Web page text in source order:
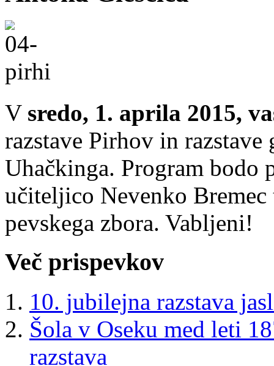
V sredo, 1. aprila 2015,
razstave Pirhov in
Uhačkinga. Program bodo
učiteljico Nevenko Bremec
pevskega zbora. Vabljeni!
Več prispevkov
10. jubilejna razstava
Šola v Oseku med leti
razstava